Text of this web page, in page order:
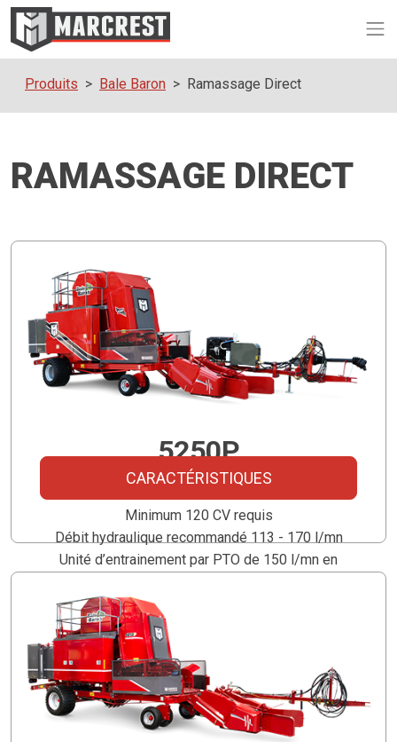
Produits Bale Baron Ramassage Direct
RAMASSAGE DIRECT
5250P
Minimum 120 CV requis
Débit hydraulique recommandé 113 - 170 l/mn
Unité d’entrainement par PTO de 150 l/mn en
CARACTÉRISTIQUES